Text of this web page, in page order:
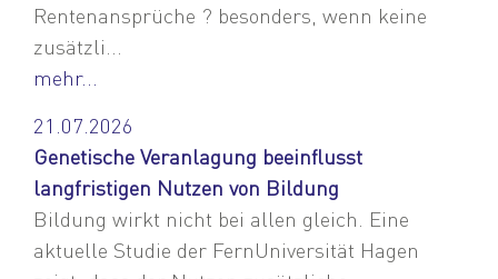
Rentenansprüche ? besonders, wenn keine
zusätzli...
mehr...
21.07.2026
Genetische Veranlagung beeinflusst
langfristigen Nutzen von Bildung
Bildung wirkt nicht bei allen gleich. Eine
aktuelle Studie der FernUniversität Hagen